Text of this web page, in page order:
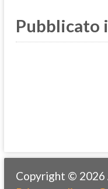
Pubblicato
Copyright © 2026